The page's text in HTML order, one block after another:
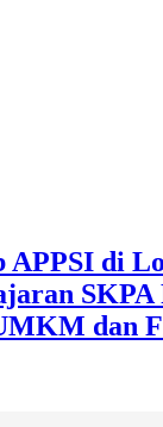
di
dan